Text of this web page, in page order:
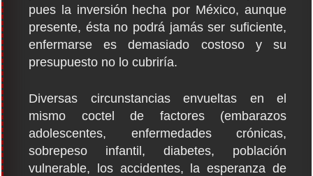
pues la inversión hecha por México, aunque
presente, ésta no podrá jamás ser suficiente,
enfermarse es demasiado costoso y su
presupuesto no lo cubriría.
Diversas circunstancias envueltas en el
mismo coctel de factores (embarazos
adolescentes, enfermedades crónicas,
sobrepeso infantil, diabetes, población
vulnerable, los accidentes, la esperanza de